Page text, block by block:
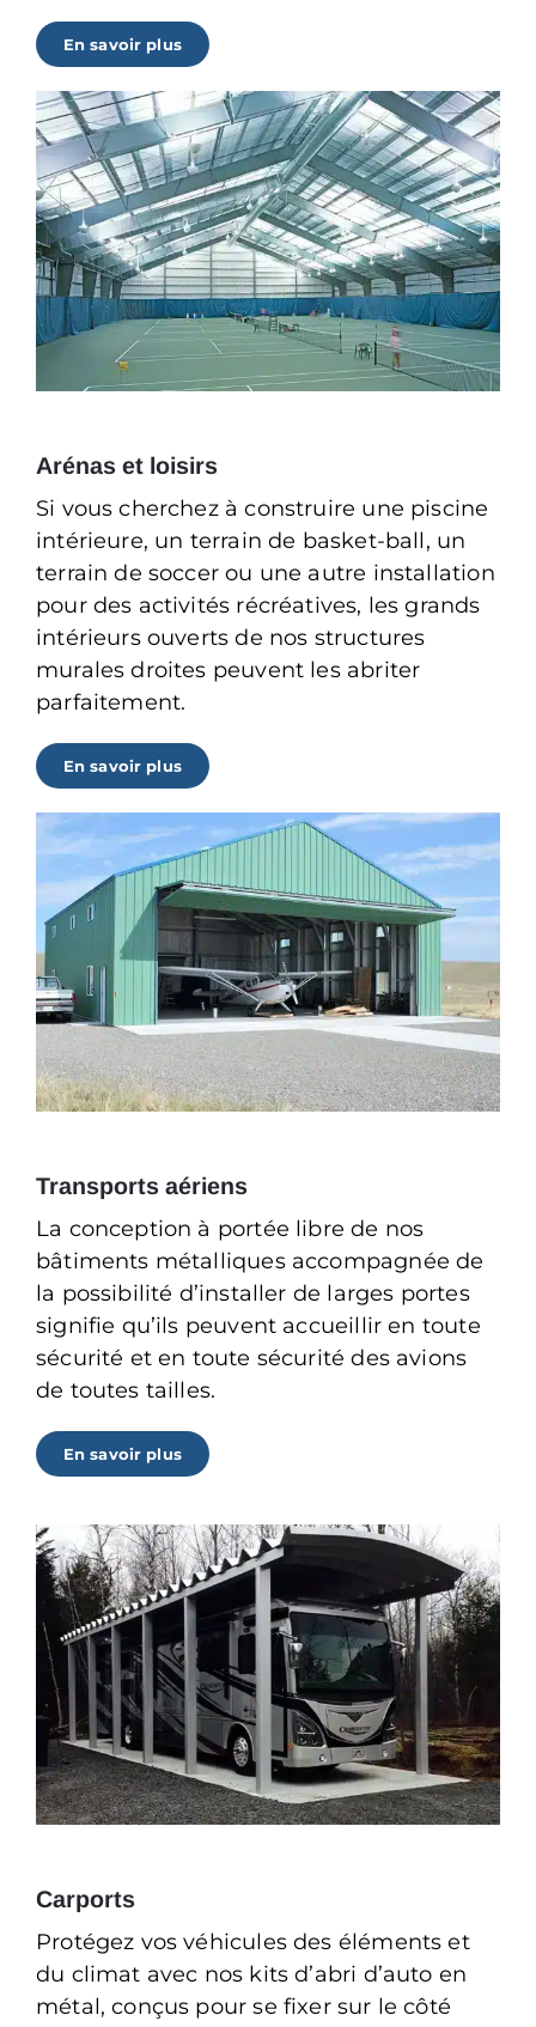
En savoir plus
Arénas et loisirs
Si vous cherchez à construire une piscine
intérieure, un terrain de basket-ball, un
terrain de soccer ou une autre installation
pour des activités récréatives, les grands
intérieurs ouverts de nos structures
murales droites peuvent les abriter
parfaitement.
En savoir plus
Transports aériens
La conception à portée libre de nos
bâtiments métalliques accompagnée de
la possibilité d’installer de larges portes
signifie qu’ils peuvent accueillir en toute
sécurité et en toute sécurité des avions
de toutes tailles.
En savoir plus
Carports
Protégez vos véhicules des éléments et
du climat avec nos kits d’abri d’auto en
métal, conçus pour se fixer sur le côté